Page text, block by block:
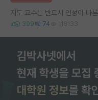
지도 교수는 반드시 인성이 바
399 74 118133